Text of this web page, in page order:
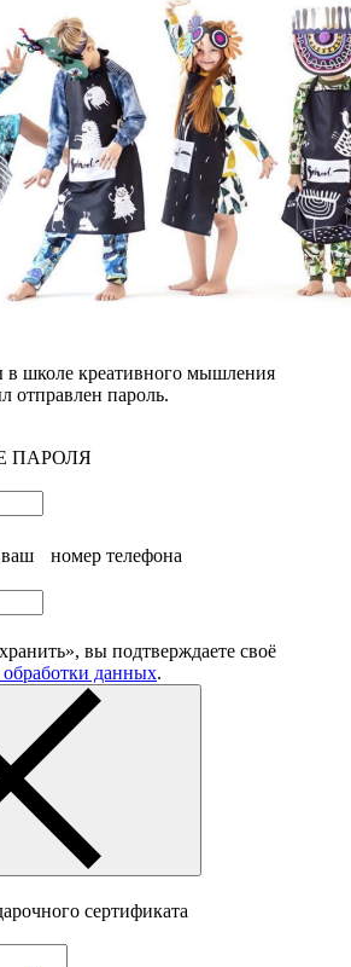
в школе креативного мышления
отправлен пароль.
ПАРОЛЯ
ваш номер телефона
вы подтверждаете своё
данных.
сертификата